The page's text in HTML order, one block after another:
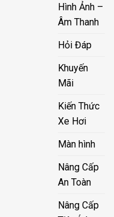
Hình Ảnh –
Âm Thanh
Hỏi Đáp
Khuyến
Mãi
Kiến Thức
Xe Hơi
Màn hình
Nâng Cấp
An Toàn
Nâng Cấp